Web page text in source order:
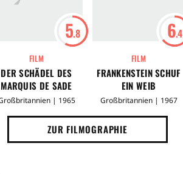
5.8
FILM
DER SCHÄDEL DES
MARQUIS DE SADE
| 1965
6.4
FILM
FRANKENSTEIN SCHUF
EIN WEIB
Großbritannien | 1967
ZUR FILMOGRAPHIE